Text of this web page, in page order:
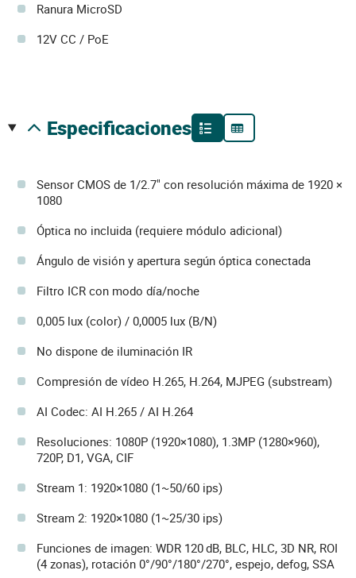
Ranura MicroSD
12V CC / PoE
especificaciones
Sensor CMOS de 1/2.7" con resolución máxima de 1920 ×
1080
Óptica no incluida (requiere módulo adicional)
Ángulo de visión y apertura según óptica conectada
Filtro ICR con modo día/noche
0,005 lux (color) / 0,0005 lux (B/N)
No dispone de iluminación IR
Compresión de vídeo H.265, H.264, MJPEG (substream)
AI Codec: AI H.265 / AI H.264
Resoluciones: 1080P (1920×1080), 1.3MP (1280×960),
720P, D1, VGA, CIF
Stream 1: 1920×1080 (1~50/60 ips)
Stream 2: 1920×1080 (1~25/30 ips)
Funciones de imagen: WDR 120 dB, BLC, HLC, 3D NR, ROI
(4 zonas), rotación 0°/90°/180°/270°, espejo, defog, SSA